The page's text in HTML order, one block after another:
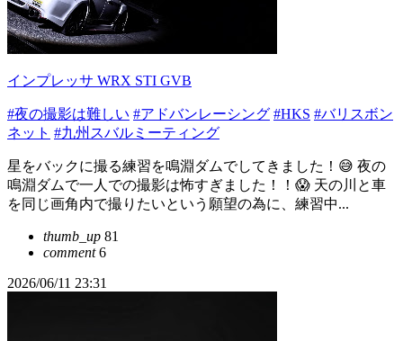
インプレッサ WRX STI GVB
#夜の撮影は難しい #アドバンレーシング #HKS #バリスボン
ネット #九州スバルミーティング
星をバックに撮る練習を鳴淵ダムでしてきました！😅 夜の
鳴淵ダムで一人での撮影は怖すぎました！！😱 天の川と車
を同じ画角内で撮りたいという願望の為に、練習中...
thumb_up 81
comment6
2026/06/11 23:31